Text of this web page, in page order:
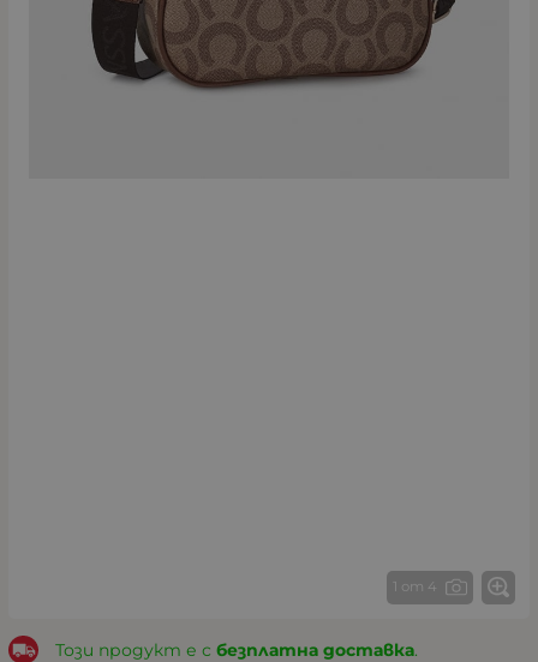
1 от 4
Този продукт е с безплатна доставка.